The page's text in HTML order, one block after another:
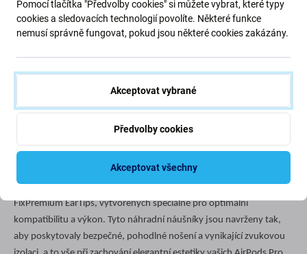
Popis a specifikace Doprava a vrácení Recenze (4)
Vylepšete své zážitky se sluchátky AirPods Pro pomocí nástavců
FixPremium EarTips, vytvořených speciálně pro optimální
kompatibilitu a výkon. Tyto náhradní náušníky jsou navrženy tak,
aby poskytovaly bezpečné, pohodlné nošení a vynikající zvukovou
Pomocí tlačítka "Předvolby cookies" si můžete vybrat, které typy
cookies a sledovacích technologií povolíte. Některé funkce
nemusí správně fungovat, pokud jsou některé cookies zakázány.
Akceptovat vybrané
Předvolby cookies
Akceptovat všechny